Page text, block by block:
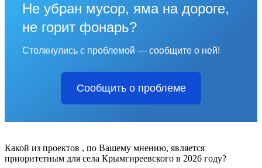
Не убран мусор, яма на дороге,
не горит фонарь?
Столкнулись с проблемой — сообщите о ней!
Сообщить о проблеме
Какой из проектов , по Вашему мнению, является
приоритетным для села Крымгиреевского в 2026 году?